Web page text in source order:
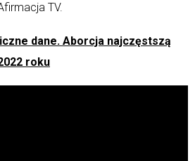
TV.
dane. Aborcja najczęstszą
roku